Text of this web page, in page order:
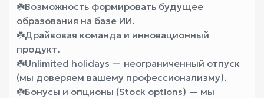
☘️Возможность формировать будущее
образования на базе ИИ.
☘️Драйвовая команда и инновационный
продукт.
☘️Unlimited holidays — неограниченный отпуск
(мы доверяем вашему профессионализму).
☘️Бонусы и опционы (Stock options) — мы